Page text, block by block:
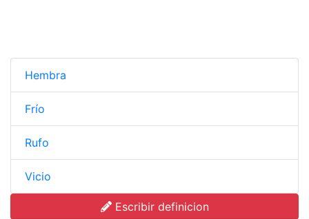
Hembra
Frío
Rufo
Vicio
Escribir definicion